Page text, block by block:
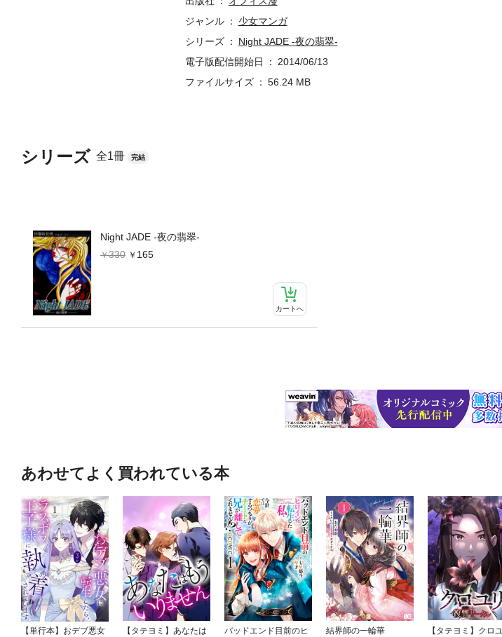
シリーズ 全1冊 完結
Night JADE -夜の翡翠-
330
165
カートへ
ジャンル
少女マンガ
シリーズ
Night JADE -夜の翡翠-
電子版配信開始日
2014/06/13
ファイルサイズ
56.24 MB
あわせてよく買われている本
【単行本】おデブ悪女
【タテヨミ】あなたは
バッドエンド目前のヒ
結界師の一輪華
【タテヨミ】クロユ